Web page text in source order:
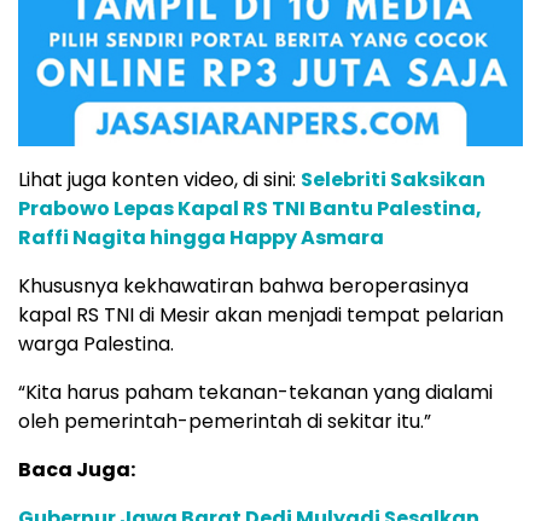
Lihat juga konten video, di sini: Selebriti Saksikan
Prabowo Lepas Kapal RS TNI Bantu Palestina,
Raffi Nagita hingga Happy Asmara
Khususnya kekhawatiran bahwa beroperasinya
kapal RS TNI di Mesir akan menjadi tempat pelarian
warga Palestina.
“Kita harus paham tekanan-tekanan yang dialami
oleh pemerintah-pemerintah di sekitar itu.”
Baca Juga: